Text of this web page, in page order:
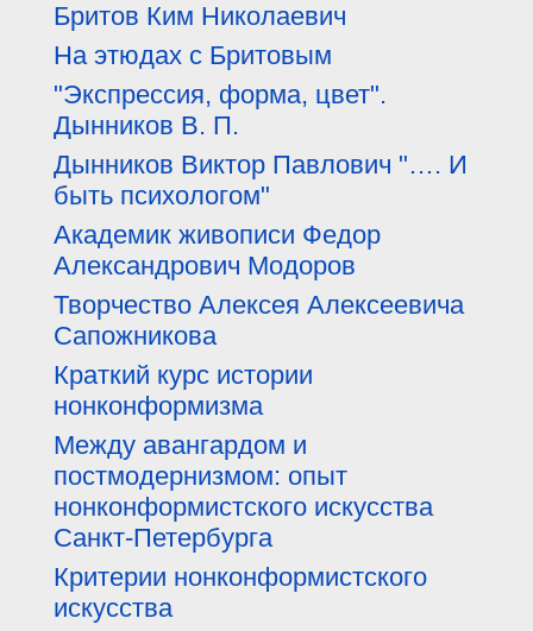
Бритов Ким Николаевич
На этюдах с Бритовым
"Экспрессия, форма, цвет".
Дынников В. П.
Дынников Виктор Павлович "…. И
быть психологом"
Академик живописи Федор
Александрович Модоров
Творчество Алексея Алексеевича
Сапожникова
Краткий курс истории
нонконформизма
Между авангардом и
постмодернизмом: опыт
нонконформистского искусства
Санкт-Петербурга
Критерии нонконформистского
искусства